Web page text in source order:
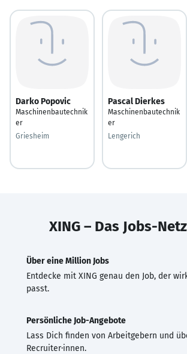
Darko Popovic
Maschinenbautechnik
er
Griesheim
Pascal Dierkes
Maschinenbautechnik
er
Lengerich
XING – Das Jobs-
Über eine Million Jobs
Entdecke mit XING genau den Job, der
passt.
Persönliche Job-Angebote
Lass Dich finden von Arbeitgebern und
Recruiter·innen.